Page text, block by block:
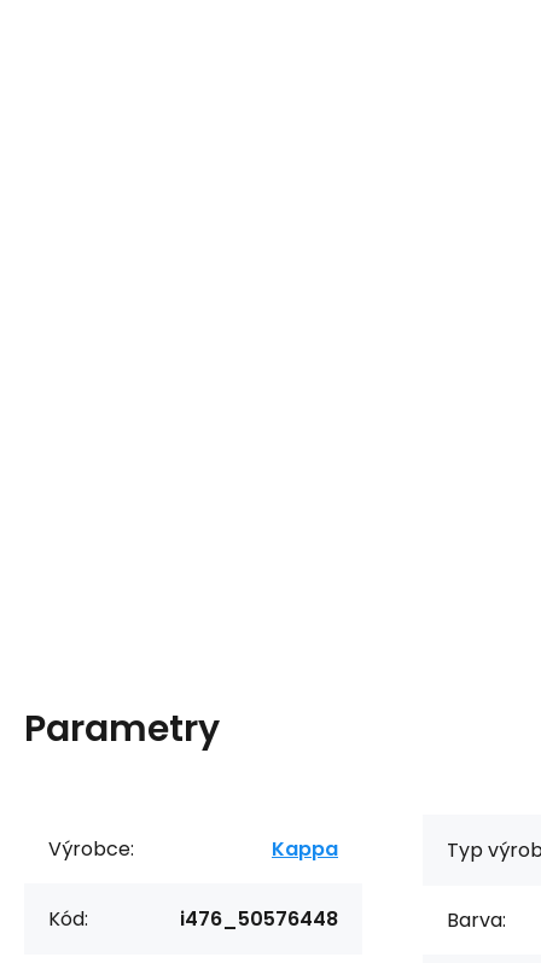
Parametry
Výrobce: Kappa
Kód: i476_50576448
Typ
Barva: